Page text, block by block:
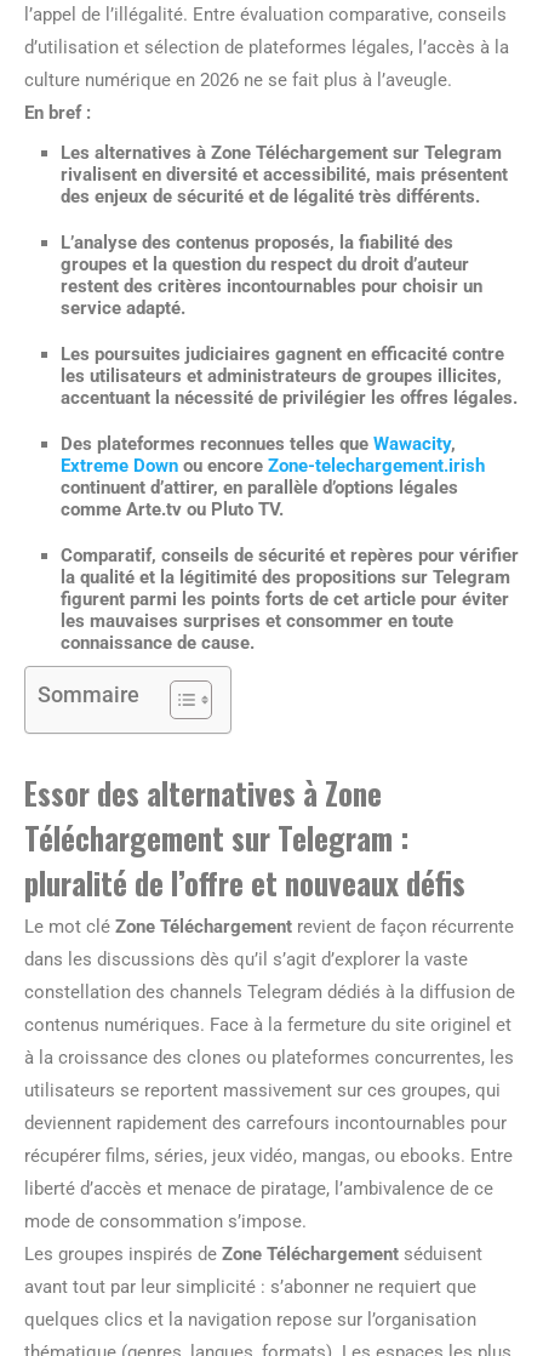
l’appel de l’illégalité. Entre évaluation comparative, conseils
d’utilisation et sélection de plateformes légales, l’accès à la
culture numérique en 2026 ne se fait plus à l’aveugle.
En bref :
Les alternatives à Zone Téléchargement sur Telegram
rivalisent en diversité et accessibilité, mais présentent
des enjeux de sécurité et de légalité très différents.
L’analyse des contenus proposés, la fiabilité des
groupes et la question du respect du droit d’auteur
restent des critères incontournables pour choisir un
service adapté.
Les poursuites judiciaires gagnent en efficacité contre
les utilisateurs et administrateurs de groupes illicites,
accentuant la nécessité de privilégier les offres légales.
Des plateformes reconnues telles que Wawacity,
Extreme Down ou encore Zone-telechargement.irish
continuent d’attirer, en parallèle d’options légales
comme Arte.tv ou Pluto TV.
Comparatif, conseils de sécurité et repères pour vérifier
la qualité et la légitimité des propositions sur Telegram
figurent parmi les points forts de cet article pour éviter
les mauvaises surprises et consommer en toute
connaissance de cause.
Sommaire
Essor des alternatives à Zone
Téléchargement sur Telegram :
pluralité de l’offre et nouveaux défis
Le mot clé Zone Téléchargement revient de façon récurrente
dans les discussions dès qu’il s’agit d’explorer la vaste
constellation des channels Telegram dédiés à la diffusion de
contenus numériques. Face à la fermeture du site originel et
à la croissance des clones ou plateformes concurrentes, les
utilisateurs se reportent massivement sur ces groupes, qui
deviennent rapidement des carrefours incontournables pour
récupérer films, séries, jeux vidéo, mangas, ou ebooks. Entre
liberté d’accès et menace de piratage, l’ambivalence de ce
mode de consommation s’impose.
Les groupes inspirés de Zone Téléchargement séduisent
avant tout par leur simplicité : s’abonner ne requiert que
quelques clics et la navigation repose sur l’organisation